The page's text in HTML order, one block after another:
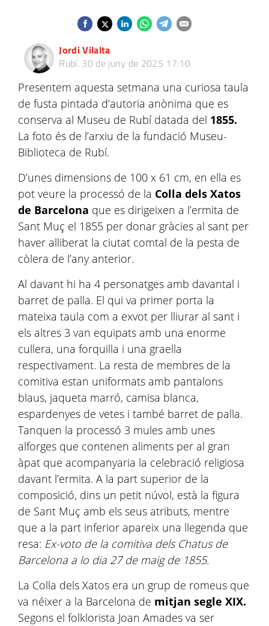
Jordi Vilalta
Rubí. 30 de juny de 2025 17:10
Presentem aquesta setmana una curiosa taula
de fusta pintada d’autoria anònima que es
conserva al Museu de Rubí datada del 1855.
La foto és de l’arxiu de la fundació Museu-
Biblioteca de Rubí.
D’unes dimensions de 100 x 61 cm, en ella es
pot veure la processó de la Colla dels Xatos
de Barcelona que es dirigeixen a l’ermita de
Sant Muç el 1855 per donar gràcies al sant per
haver alliberat la ciutat comtal de la pesta de
còlera de l’any anterior.
Al davant hi ha 4 personatges amb davantal i
barret de palla. El qui va primer porta la
mateixa taula com a exvot per lliurar al sant i
els altres 3 van equipats amb una enorme
cullera, una forquilla i una graella
respectivament. La resta de membres de la
comitiva estan uniformats amb pantalons
blaus, jaqueta marró, camisa blanca,
espardenyes de vetes i també barret de palla.
Tanquen la processó 3 mules amb unes
alforges que contenen aliments per al gran
àpat que acompanyaria la celebració religiosa
davant l’ermita. A la part superior de la
composició, dins un petit núvol, està la figura
de Sant Muç amb els seus atributs, mentre
que a la part inferior apareix una llegenda que
resa: Ex-voto de la comitiva dels Chatus de
Barcelona a lo dia 27 de maig de 1855.
La Colla dels Xatos era un grup de romeus que
va néixer a la Barcelona de mitjan segle XIX.
Segons el folklorista Joan Amades va ser